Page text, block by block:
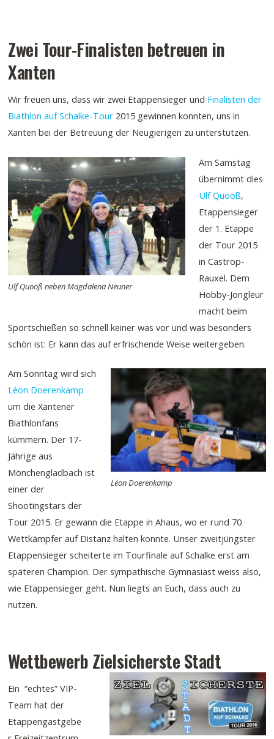
Zwei Tour-Finalisten betreuen in
Xanten
Wir freuen uns, dass wir zwei Etappensieger und Finalisten der
Biathlon auf Schalke-Tour 2015 gewinnen konnten, uns in
Xanten bei der Betreuung der Neugierigen zu unterstützen.
Ulf Quooß neben Magdalena Neuner
Am Samstag
übernimmt dies
Ulf Quooß,
Etappensieger
der 1. Etappe
der Tour 2015
in Castrop-
Rauxel. Dem
Hobby-Jongleur
macht beim
Sportschießen so schnell keiner was vor und was besonders
schön ist: Er kann das auf erfrischende Weise weitergeben.
Léon Doerenkamp
Am Sonntag wird sich
Léon Doerenkamp
um die Xantener
Biathlonfans
kümmern. Der 17-
Jährige aus
Mönchengladbach ist
einer der
Shootingstars der
Tour 2015. Er gewann die Etappe in Ahaus, wo er rund 70
Wettkämpfer auf Distanz halten konnte. Unser zweitjüngster
Etappensieger scheiterte im Tourfinale auf Schalke erst am
späteren Champion. Der sympathische Gymnasiast weiss also,
wie Etappensieger geht. Nun liegts an Euch, dass auch zu
nutzen.
Wettbewerb Zielsicherste Stadt
Ein “echtes” VIP-
Team hat der
Etappengastgebe